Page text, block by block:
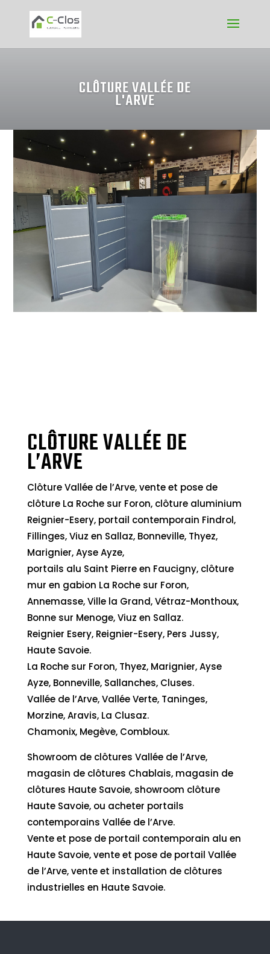
CLÔTURE VALLÉE DE
L'ARVE
CLÔTURE VALLÉE DE
L’ARVE
Clôture Vallée de l’Arve, vente et pose de
clôture La Roche sur Foron, clôture aluminium
Reignier-Esery, portail contemporain Findrol,
Fillinges, Viuz en Sallaz, Bonneville, Thyez,
Marignier, Ayse Ayze,
portails alu Saint Pierre en Faucigny, clôture
mur en gabion La Roche sur Foron,
Annemasse, Ville la Grand, Vétraz-Monthoux,
Bonne sur Menoge, Viuz en Sallaz.
Reignier Esery, Reignier-Esery, Pers Jussy,
Haute Savoie.
La Roche sur Foron, Thyez, Marignier, Ayse
Ayze, Bonneville, Sallanches, Cluses.
Vallée de l’Arve, Vallée Verte, Taninges,
Morzine, Aravis, La Clusaz.
Chamonix, Megève, Combloux.
Showroom de clôtures Vallée de l’Arve,
magasin de clôtures Chablais, magasin de
clôtures Haute Savoie, showroom clôture
Haute Savoie, ou acheter portails
contemporains Vallée de l’Arve.
Vente et pose de portail contemporain alu en
Haute Savoie, vente et pose de portail Vallée
de l’Arve, vente et installation de clôtures
industrielles en Haute Savoie.